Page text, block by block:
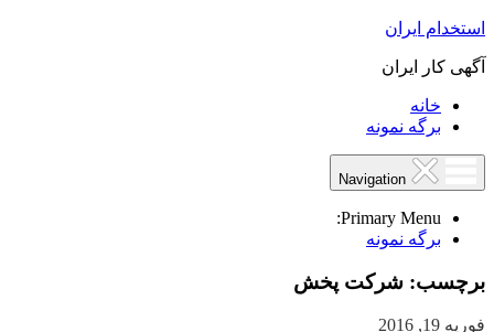
استخدام ایران
آگهی کار ایران
خانه
برگه نمونه
Primary Menu:
برگه نمونه
برچسب: شرکت پخش
فوریه 19, 2016